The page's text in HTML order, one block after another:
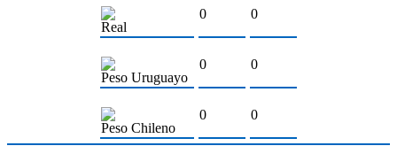
Real
0 0
Peso Uruguayo
0 0
Peso Chileno
0 0